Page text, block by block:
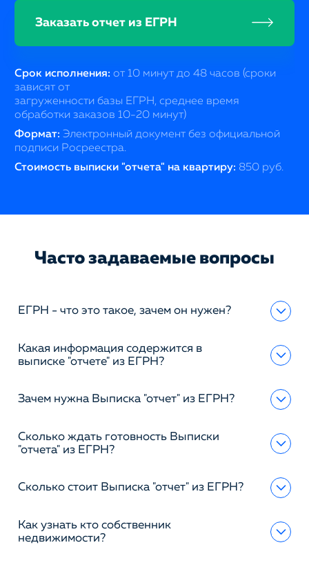
Заказать отчет из ЕГРН
Срок исполнения: от 10 минут до 48 часов (сроки
зависят от
загруженности базы ЕГРН, среднее время
обработки заказов 10-20 минут)
Формат: Электронный документ без официальной
подписи Росреестра.
Стоимость выписки "отчета" на квартиру: 850 руб.
Часто задаваемые вопросы
ЕГРН - что это такое, зачем он нужен?
Какая информация содержится в
выписке "отчете" из ЕГРН?
Зачем нужна Выписка "отчет" из ЕГРН?
Сколько ждать готовность Выписки
"отчета" из ЕГРН?
Сколько стоит Выписка "отчет" из ЕГРН?
Как узнать кто собственник
недвижимости?